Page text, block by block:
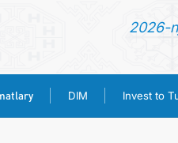
2026-
DIM Invest to